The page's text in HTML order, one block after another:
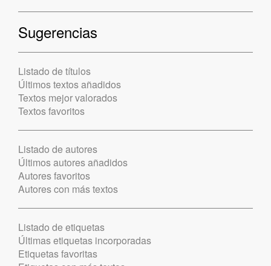
Sugerencias
Listado de títulos
Últimos textos añadidos
Textos mejor valorados
Textos favoritos
Listado de autores
Últimos autores añadidos
Autores favoritos
Autores con más textos
Listado de etiquetas
Últimas etiquetas incorporadas
Etiquetas favoritas